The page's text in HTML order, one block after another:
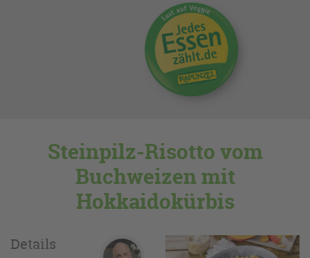
Steinpilz-Risotto vom
Buchweizen mit
Hokkaidokürbis
Details